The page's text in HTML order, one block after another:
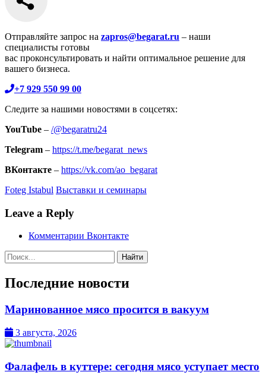
Отправляйте запрос на zapros@begarat.ru – наши
специалисты готовы
вас проконсультировать и найти оптимальное решение для
вашего бизнеса.
+7 929 550 99 00
Следите за нашими новостями в соцсетях:
YouTube – /@begaratru24
Telegram – https://t.me/begarat_news
ВКонтакте – https://vk.com/ao_begarat
Foteg Istabul Выставки и семинары
Leave a Reply
Комментарии Вконтакте
Поиск:
Последние новости
Маринованное мясо просится в вакуум
3 августа, 2026
Фалафель в куттере: сегодня мясо уступает место